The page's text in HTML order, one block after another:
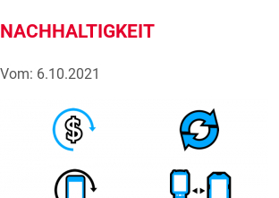
NACHHALTIGKEIT
Vom: 6.10.2021